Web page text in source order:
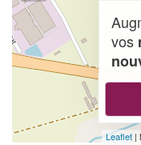
Leaflet |
vos